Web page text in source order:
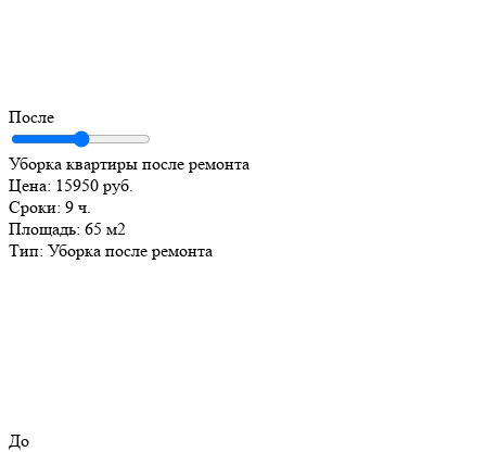
После
Уборка квартиры после ремонта
Цена: 15950 руб.
Сроки: 9 ч.
Площадь: 65 м2
Тип: Уборка после ремонта
До